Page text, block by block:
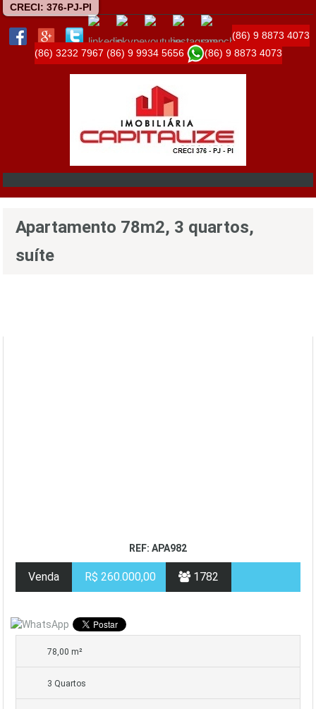
CRECI: 376-PJ-PI
(86) 9 8873 4073
(86) 3232 7967 (86) 9 9934 5656 (86) 9 8873 4073
Apartamento 78m2, 3 quartos,
suíte
REF: APA982
Venda R$ 260.000,00 1782
78,00 m²
3 Quartos